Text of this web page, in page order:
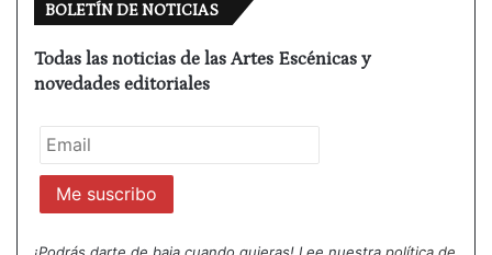
BOLETÍN DE NOTICIAS
Todas las noticias de las Artes Escénicas y
novedades editoriales